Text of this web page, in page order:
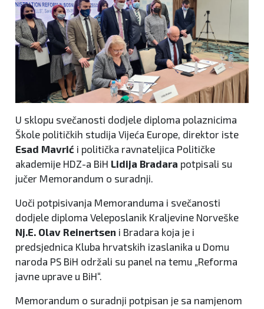
U sklopu svečanosti dodjele diploma polaznicima
Škole političkih studija Vijeća Europe, direktor iste
Esad Mavrić i politička ravnateljica Političke
akademije HDZ-a BiH Lidija Bradara potpisali su
jučer Memorandum o suradnji.
Uoči potpisivanja Memoranduma i svečanosti
dodjele diploma Veleposlanik Kraljevine Norveške
Nj.E. Olav Reinertsen i Bradara koja je i
predsjednica Kluba hrvatskih izaslanika u Domu
naroda PS BiH održali su panel na temu „Reforma
javne uprave u BiH“.
Memorandum o suradnji potpisan je sa namjenom